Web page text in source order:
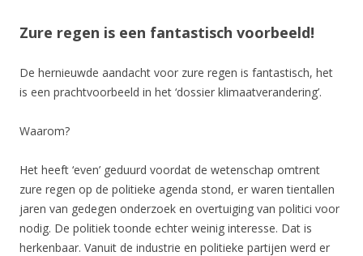
Zure regen is een fantastisch voorbeeld!
De hernieuwde aandacht voor zure regen is fantastisch, het
is een prachtvoorbeeld in het ‘dossier klimaatverandering’.
Waarom?
Het heeft ‘even’ geduurd voordat de wetenschap omtrent
zure regen op de politieke agenda stond, er waren tientallen
jaren van gedegen onderzoek en overtuiging van politici voor
nodig. De politiek toonde echter weinig interesse. Dat is
herkenbaar. Vanuit de industrie en politieke partijen werd er